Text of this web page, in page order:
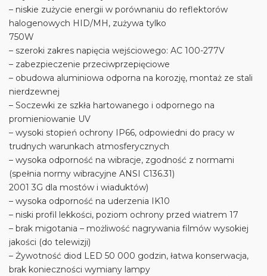
– niskie zużycie energii w porównaniu do reflektorów
halogenowych HID/MH, zużywa tylko
750W
– szeroki zakres napięcia wejściowego: AC 100-277V
– zabezpieczenie przeciwprzepięciowe
– obudowa aluminiowa odporna na korozję, montaż ze stali
nierdzewnej
– Soczewki ze szkła hartowanego i odpornego na
promieniowanie UV
– wysoki stopień ochrony IP66, odpowiedni do pracy w
trudnych warunkach atmosferycznych
– wysoka odporność na wibracje, zgodność z normami
(spełnia normy wibracyjne ANSI C136.31)
2001 3G dla mostów i wiaduktów)
– wysoka odporność na uderzenia IK10
– niski profil lekkości, poziom ochrony przed wiatrem 17
– brak migotania – możliwość nagrywania filmów wysokiej
jakości (do telewizji)
– Żywotność diod LED 50 000 godzin, łatwa konserwacja,
brak konieczności wymiany lampy